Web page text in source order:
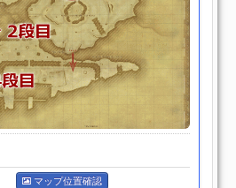
マップ位置確認